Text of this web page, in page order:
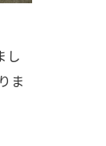
し
ま